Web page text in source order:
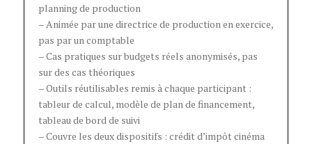
planning de production
– Animée par une directrice de production en exercice,
pas par un comptable
– Cas pratiques sur budgets réels anonymisés, pas
sur des cas théoriques
– Outils réutilisables remis à chaque participant :
tableur de calcul, modèle de plan de financement,
tableau de bord de suivi
– Couvre les deux dispositifs : crédit d’impôt cinéma